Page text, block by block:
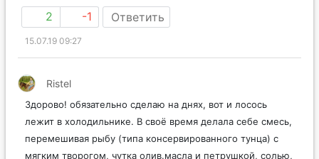
2 -1 Ответить
15.07.19 09:27
Ristel
Здорово! обязательно сделаю на днях, вот и лосось
лежит в холодильнике. В своё время делала себе смесь,
перемешивая рыбу (типа консервированного тунца) с
мягким творогом, чутка олив.масла и петрушкой, солью,